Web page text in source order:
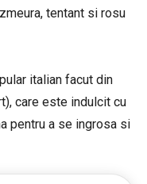
tentant si rosu
italian facut din
care este indulcit cu
pentru a se ingrosa si